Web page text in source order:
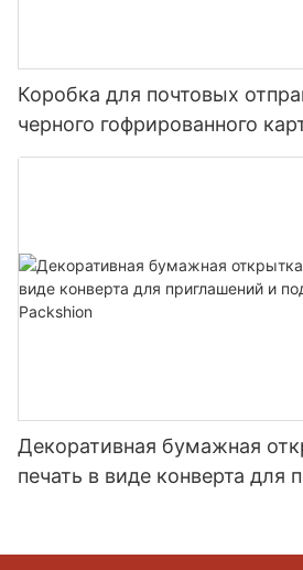
Коробка для почтовых
черного гофрированного
нестандартного размера -
Декоративная бумажная
печать в виде конверта для